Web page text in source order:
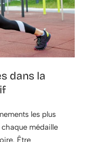
dans la
les plus
médaille